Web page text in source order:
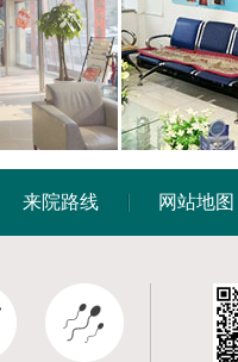
来院路线 网站地图